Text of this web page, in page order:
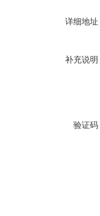
详细地址
补充说明
验证码